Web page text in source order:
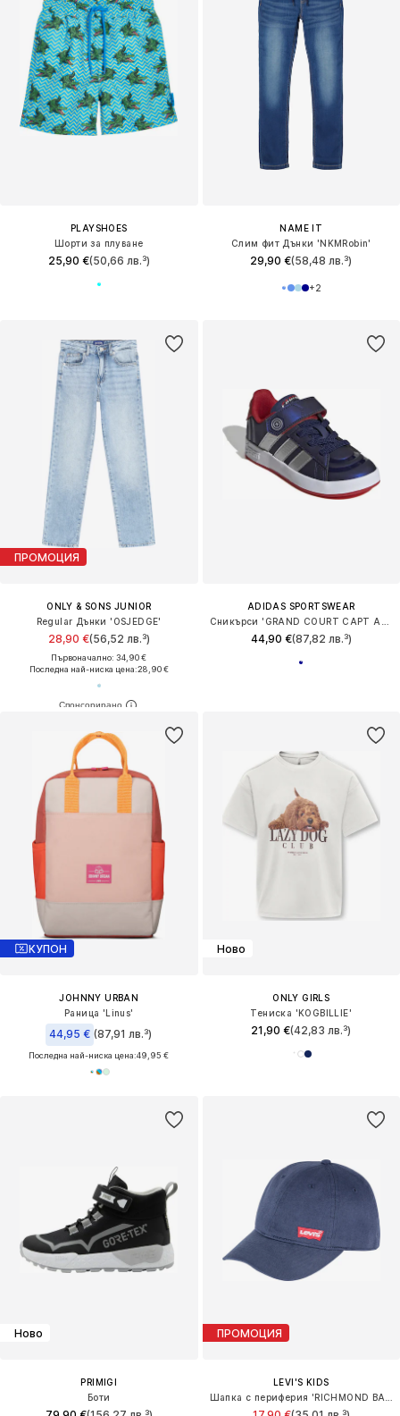
PLAYSHOES
Шорти за плуване
25,90 €(50,66 лв.³)
NAME IT
Слим фит Дънки 'NKMRobin'
29,90 €(58,48 лв.³)
+2
ПРОМОЦИЯ
ONLY & SONS JUNIOR
Regular Дънки 'OSJEDGE'
28,90 €(56,52 лв.³)
Първоначално: 34,90 €
Последна най-ниска цена:28,90 €
ADIDAS SPORTSWEAR
44,90 €(87,82 лв.³)
КУПОН
JOHNNY URBAN
Раница 'Linus'
44,95 € (87,91 лв.³)
Последна най-ниска цена:49,95 €
Ново
ONLY GIRLS
Тениска 'KOGBILLIE'
21,90 €(42,83 лв.³)
Ново
PRIMIGI
Боти
ПРОМОЦИЯ
LEVI'S KIDS